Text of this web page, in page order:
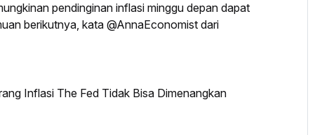
pendinginan inflasi minggu depan dapat
berikutnya, kata @AnnaEconomist dari
Inflasi The Fed Tidak Bisa Dimenangkan